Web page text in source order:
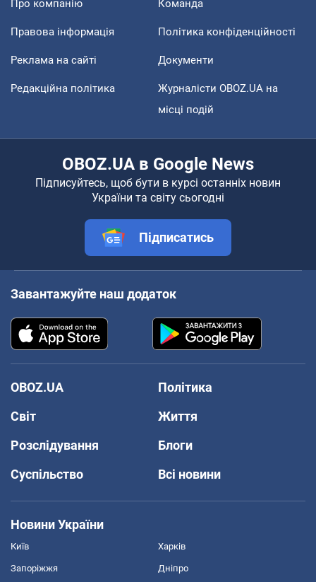
Про компанію Команда
Правова інформація Політика конфіденційності
Реклама на сайті Документи
Редакційна політика
Журналісти OBOZ.UA на
місці подій
OBOZ.UA в Google News
Підписуйтесь, щоб бути в курсі останніх новин
України та світу сьогодні
Підписатись
Завантажуйте наш додаток
OBOZ.UA
Політика
Світ
Життя
Розслідування
Блоги
Суспільство
Всі новини
Новини України
Київ Харків
Запоріжжя Дніпро